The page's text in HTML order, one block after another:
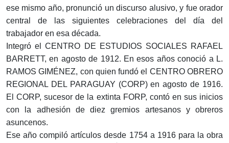
ese mismo año, pronunció un discurso alusivo, y fue orador
central de las siguientes celebraciones del día del
trabajador en esa década.
Integró el CENTRO DE ESTUDIOS SOCIALES RAFAEL
BARRETT, en agosto de 1912. En esos años conoció a L.
RAMOS GIMÉNEZ, con quien fundó el CENTRO OBRERO
REGIONAL DEL PARAGUAY (CORP) en agosto de 1916.
El CORP, sucesor de la extinta FORP, contó en sus inicios
con la adhesión de diez gremios artesanos y obreros
asuncenos.
Ese año compiló artículos desde 1754 a 1916 para la obra